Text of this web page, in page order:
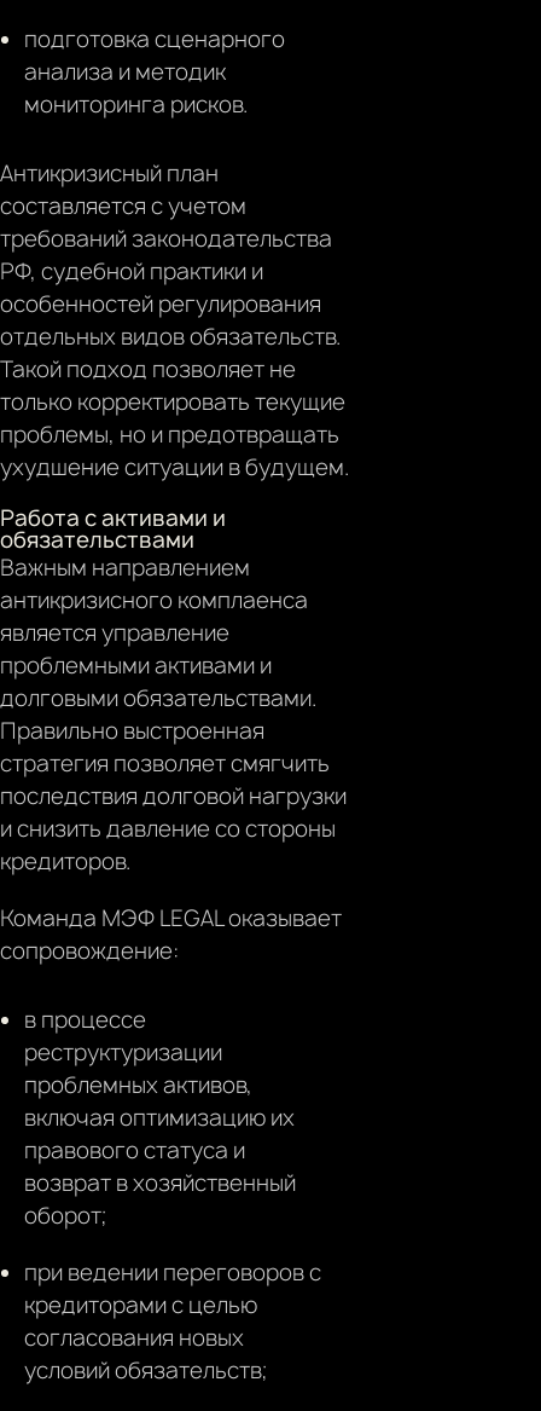
подготовка сценарного
анализа и методик
мониторинга рисков.
Антикризисный план
составляется с учетом
требований законодательства
РФ, судебной практики и
особенностей регулирования
отдельных видов обязательств.
Такой подход позволяет не
только корректировать текущие
проблемы, но и предотвращать
ухудшение ситуации в будущем.
Работа с активами и
обязательствами
Важным направлением
антикризисного комплаенса
является управление
проблемными активами и
долговыми обязательствами.
Правильно выстроенная
стратегия позволяет смягчить
последствия долговой нагрузки
и снизить давление со стороны
кредиторов.
Команда МЭФ LEGAL оказывает
сопровождение:
в процессе
реструктуризации
проблемных активов,
включая оптимизацию их
правового статуса и
возврат в хозяйственный
оборот;
при ведении переговоров с
кредиторами с целью
согласования новых
условий обязательств;